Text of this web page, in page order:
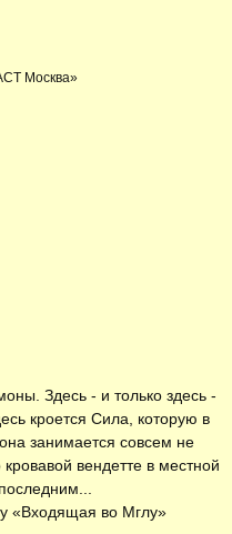
Москва»
Здесь - и только здесь -
кроется Сила, которую в
занимается совсем не
вендетте в местной
«Входящая во Мглу»